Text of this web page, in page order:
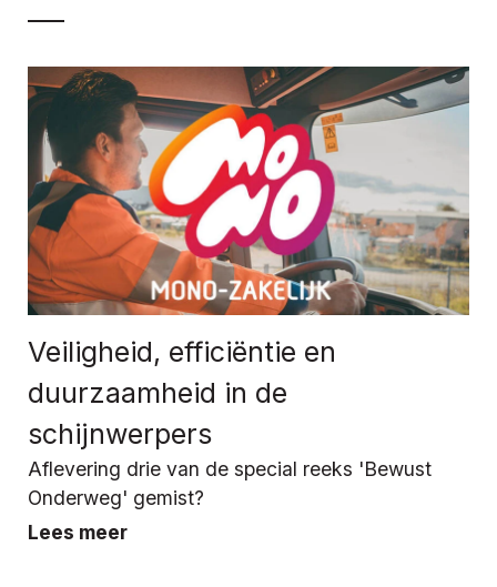
Veiligheid, efficiëntie en
duurzaamheid in de
schijnwerpers
Aflevering drie van de special reeks 'Bewust
Onderweg' gemist?
Lees meer